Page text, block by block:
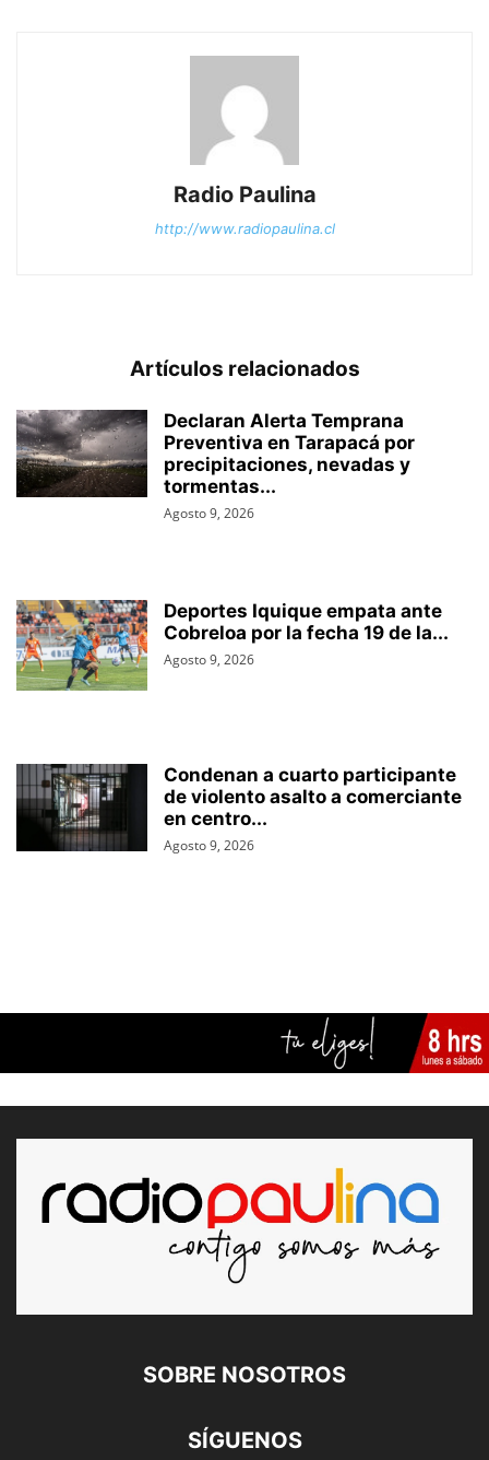
Radio Paulina
http://www.radiopaulina.cl
Artículos relacionados
Declaran Alerta Temprana
Preventiva en Tarapacá por
precipitaciones, nevadas y
tormentas...
Agosto 9, 2026
Deportes Iquique empata ante
Cobreloa por la fecha 19 de la...
Agosto 9, 2026
Condenan a cuarto participante
de violento asalto a comerciante
en centro...
Agosto 9, 2026
SOBRE NOSOTROS
SÍGUENOS